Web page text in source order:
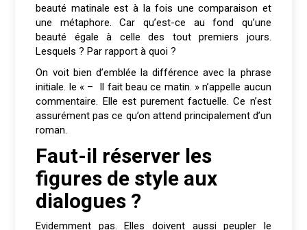
beauté matinale est à la fois une comparaison et
une métaphore. Car qu’est-ce au fond qu’une
beauté égale à celle des tout premiers jours.
Lesquels ? Par rapport à quoi ?
On voit bien d’emblée la différence avec la phrase
initiale. le « – Il fait beau ce matin. » n’appelle aucun
commentaire. Elle est purement factuelle. Ce n’est
assurément pas ce qu’on attend principalement d’un
roman.
Faut-il réserver les
figures de style aux
dialogues ?
Evidemment pas. Elles doivent aussi peupler le